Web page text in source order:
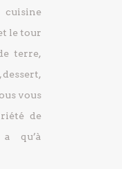
cuisine
le tour
terre,
dessert,
vous
de
qu’à